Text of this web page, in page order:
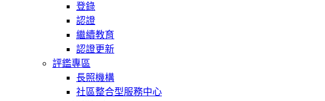
登錄
認證
繼續教育
認證更新
評鑑專區
長照機構
社區整合型服務中心